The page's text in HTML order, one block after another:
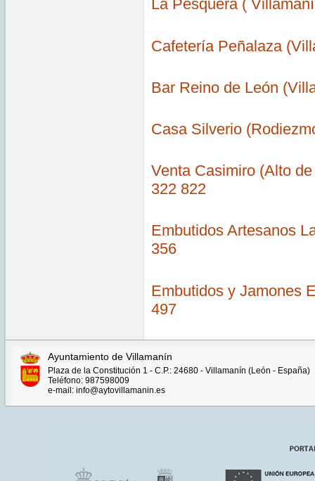
La Pesquera (
Cafetería Peñalaza
Bar Reino de León
Casa Silverio
Venta Casimiro (Alto
322 822
Embutidos Artesanos
356
Embutidos y Jamones
497
Ayuntamiento de Villamanín
Plaza de la Constitución 1 - C.P.: 24680 - Villamanín (León - España)
Teléfono: 987598009
e-mail: info@aytovillamanin.es